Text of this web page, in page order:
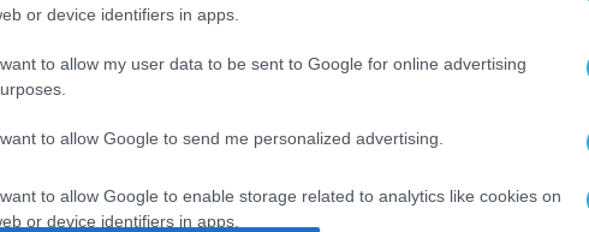
or device identifiers in apps.
to allow my user data to be sent to Google for online advertising
to allow Google to send me personalized advertising.
to allow Google to enable storage related to analytics like cookies on
or device identifiers in apps.